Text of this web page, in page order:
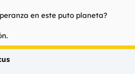
en este puto planeta?